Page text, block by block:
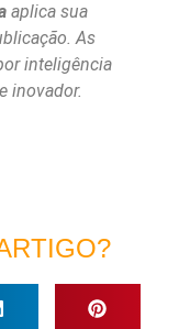
aplica sua
As
inteligência
inovador.